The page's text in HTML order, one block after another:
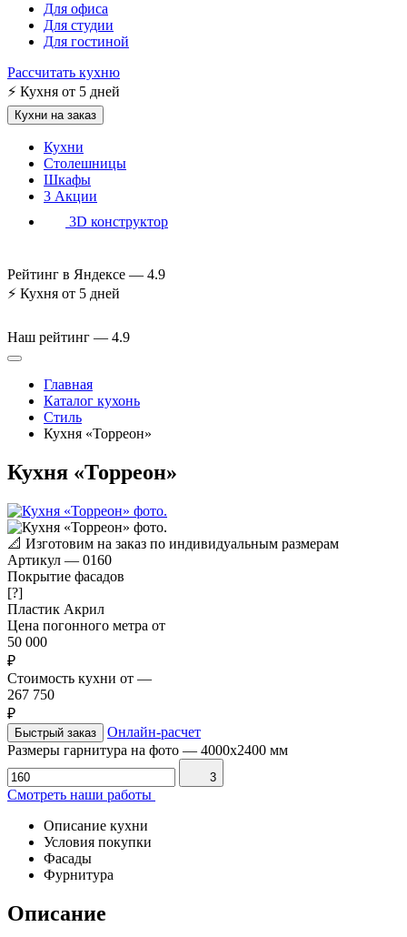
Для офиса
Для студии
Для гостиной
Рассчитать кухню
⚡ Кухня от 5 дней
Кухни на заказ
Кухни
Столешницы
Шкафы
3 Акции
3D конструктор
Рейтинг в Яндексе — 4.9
⚡ Кухня от 5 дней
Наш рейтинг — 4.9
Главная
Каталог кухонь
Стиль
Кухня «Торреон»
Кухня «Торреон»
📐 Изготовим на заказ по индивидуальным размерам
Артикул — 0160
Покрытие фасадов
[?]
Пластик Акрил
Цена погонного метра от
50 000
₽
Стоимость кухни от —
267 750
₽
Быстрый заказ
Онлайн-расчет
Размеры гарнитура на фото — 4000x2400 мм
3
Смотреть наши работы
Описание кухни
Условия покупки
Фасады
Фурнитура
Описание